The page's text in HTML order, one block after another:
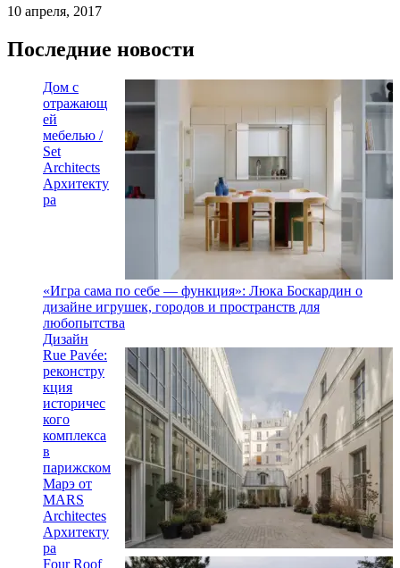
10 апреля, 2017
Последние новости
Дом с
отражающ
ей
мебелью /
Set
Architects
Архитекту
ра
«Игра сама по себе — функция»: Люка Боскардин о
дизайне игрушек, городов и пространств для
любопытства
Дизайн
Rue Pavée:
реконстру
кция
историчес
кого
комплекса
в
парижском
Марэ от
MARS
Architectes
Архитекту
ра
Four Roof